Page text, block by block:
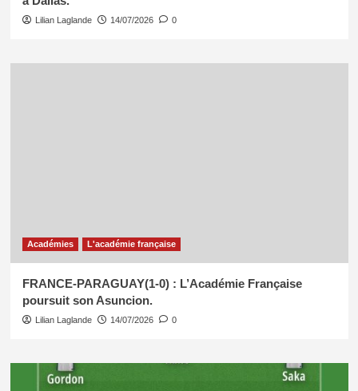
Lilian Laglande 14/07/2026 0
Académies L'académie française
FRANCE-PARAGUAY(1-0) : L’Académie Française
poursuit son Asuncion.
Lilian Laglande 14/07/2026 0